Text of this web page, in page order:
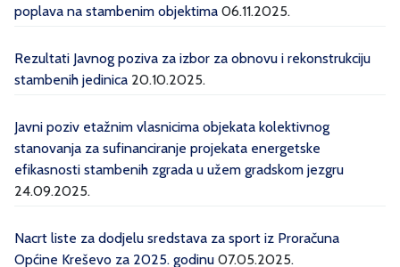
poplava na stambenim objektima 06.11.2025.
Rezultati Javnog poziva za izbor za obnovu i rekonstrukciju
stambenih jedinica 20.10.2025.
Javni poziv etažnim vlasnicima objekata kolektivnog
stanovanja za sufinanciranje projekata energetske
efikasnosti stambenih zgrada u užem gradskom jezgru
24.09.2025.
Nacrt liste za dodjelu sredstava za sport iz Proračuna
Općine Kreševo za 2025. godinu 07.05.2025.